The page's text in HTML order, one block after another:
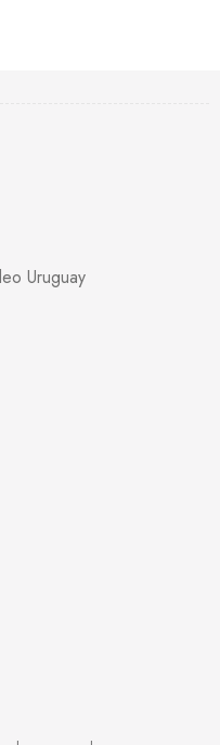
Uruguay